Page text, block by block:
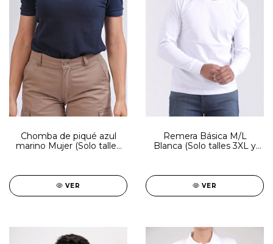
Chomba de piqué azul
marino Mujer (Solo talles
VER
Remera Básica M/L
Blanca (Solo talles 3XL y
VER